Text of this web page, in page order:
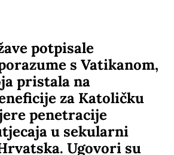
potpisale
s Vatikanom,
pristala na
za Katoličku
penetracije
u sekularni
Ugovori su